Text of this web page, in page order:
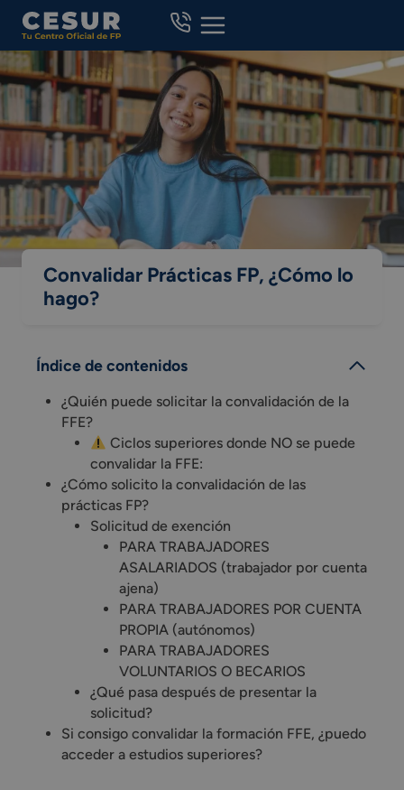
Skip
content
Convalidar Prácticas FP, ¿Cómo lo
hago?
Índice de contenidos
¿Quién puede solicitar la convalidación de la
FFE?
Ciclos superiores donde NO se puede
convalidar la FFE:
¿Cómo solicito la convalidación de las
prácticas FP?
Solicitud de exención
PARA TRABAJADORES
ASALARIADOS (trabajador por cuenta
ajena)
PARA TRABAJADORES POR CUENTA
PROPIA (autónomos)
PARA TRABAJADORES
VOLUNTARIOS O BECARIOS
¿Qué pasa después de presentar la
solicitud?
Si consigo convalidar la formación FFE, ¿puedo
acceder a estudios superiores?